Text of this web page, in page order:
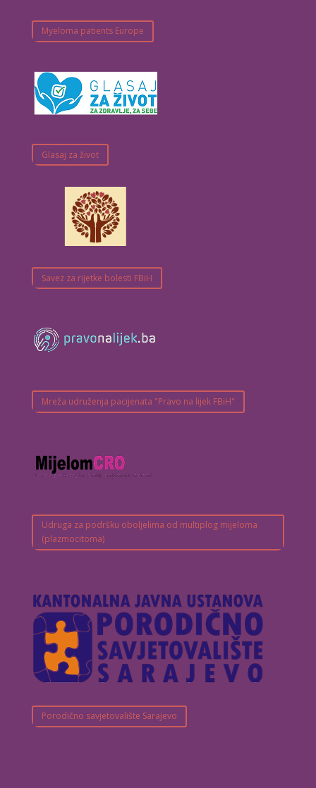
Myeloma patients Europe
Glasaj za život
Savez za rijetke bolesti FBiH
Mreža udruženja pacijenata "Pravo na lijek FBiH"
Udruga za podršku oboljelima od multiplog mijeloma
(plazmocitoma)
Porodično savjetovalište Sarajevo